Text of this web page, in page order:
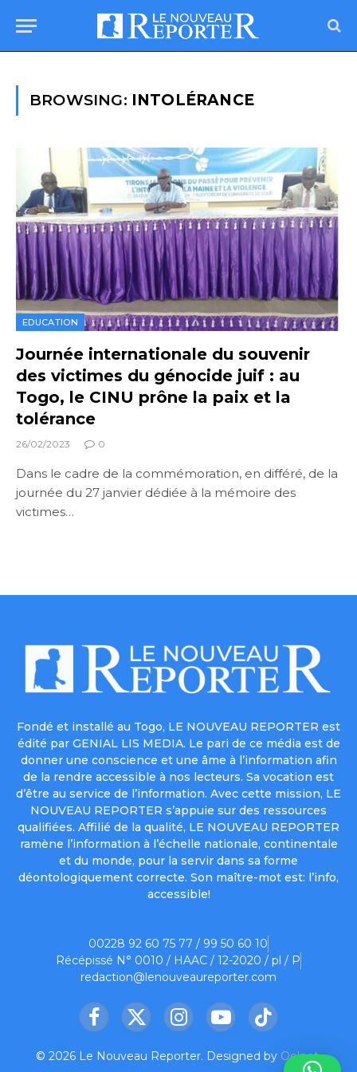
BROWSING: INTOLÉRANCE
EDUCATION
Journée internationale du souvenir
des victimes du génocide juif : au
Togo, le CINU prône la paix et la
tolérance
26/02/2023 0
Dans le cadre de la commémoration, en différé, de la
journée du 27 janvier dédiée à la mémoire des
victimes…
Fondé et installé au Togo, LE NOUVEAU REPORTER est
édité par GENIAL LIS MEDIA. Le pari de ce média est de
donner une conscience et une âme à l’information afin
de la rendre accessible à nos lecteurs. Sa vocation est
d’être au service de l’information. Avec cette mission, LE
NOUVEAU REPORTER s’appuie sur des ressources
qualifiées. Affilié de la qualité, LE NOUVEAU REPORTER
ramène l’information à l’échelle nationale, continentale
et du monde, pour la servir dans sa forme
déontologiquement correcte. Son maître-mot est: l’info,
accessible!
00228 92 60 75 77 / 99 50 60 10
Récépissé N° 0010 / HAAC / 12-2020 / pl / P
redaction@lenouveaureporter.com
Facebook
X
InstagramYouTubeTikTok
© 2026 Le Nouveau Reporter. Designed by Oelnet.